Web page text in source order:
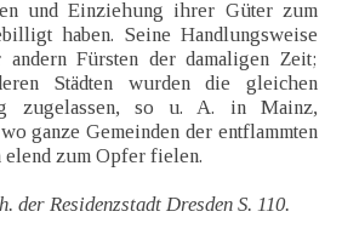
und Einziehung ihrer Güter zum
haben. Seine Handlungsweise
Fürsten der damaligen Zeit;
Städten wurden die gleichen
zugelassen, so u. A. in Mainz,
ganze Gemeinden der entflammten
elend zum Opfer fielen.
der Residenzstadt Dresden S. 110.